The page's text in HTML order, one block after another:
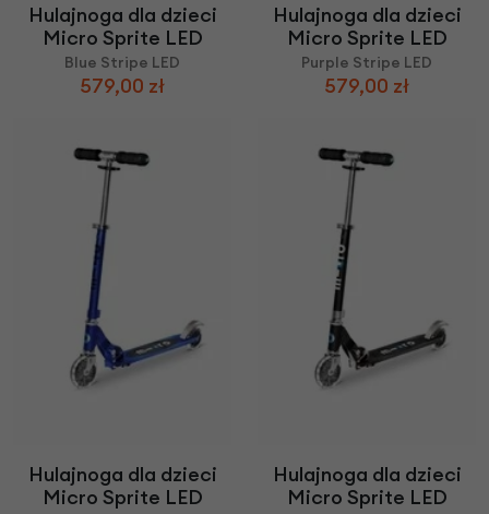
Hulajnoga dla dzieci
Micro Sprite LED
Blue Stripe LED
579,00 zł
Hulajnoga dla dzieci
Micro Sprite LED
Purple Stripe LED
579,00 zł
Hulajnoga dla dzieci
Micro Sprite LED
Hulajnoga dla dzieci
Micro Sprite LED